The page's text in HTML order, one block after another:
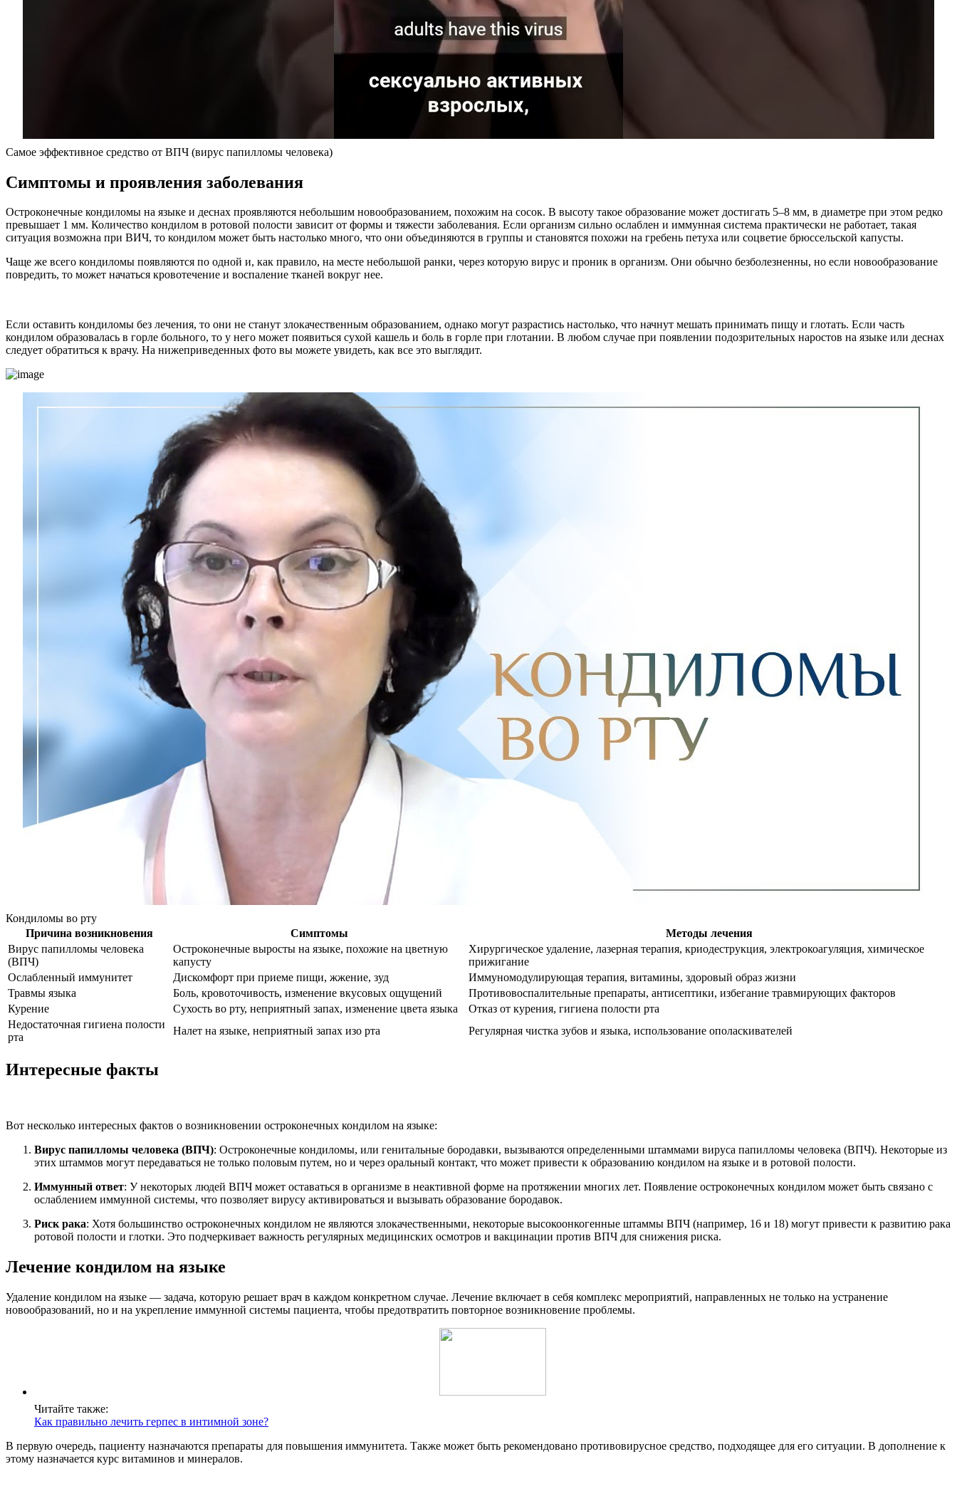
Самое эффективное средство от ВПЧ (вирус папилломы человека)
Симптомы и проявления заболевания
Остроконечные кондиломы на языке и деснах проявляются небольшим новообразованием, похожим на сосок. В высоту такое образование может достигать 5–8 мм, в диаметре при этом редко
превышает 1 мм. Количество кондилом в ротовой полости зависит от формы и тяжести заболевания. Если организм сильно ослаблен и иммунная система практически не работает, такая
ситуация возможна при ВИЧ, то кондилом может быть настолько много, что они объединяются в группы и становятся похожи на гребень петуха или соцветие брюссельской капусты.
Чаще же всего кондиломы появляются по одной и, как правило, на месте небольшой ранки, через которую вирус и проник в организм. Они обычно безболезненны, но если новообразование
повредить, то может начаться кровотечение и воспаление тканей вокруг нее.
Если оставить кондиломы без лечения, то они не станут злокачественным образованием, однако могут разрастись настолько, что начнут мешать принимать пищу и глотать. Если часть
кондилом образовалась в горле больного, то у него может появиться сухой кашель и боль в горле при глотании. В любом случае при появлении подозрительных наростов на языке или деснах
следует обратиться к врачу. На нижеприведенных фото вы можете увидеть, как все это выглядит.
Кондиломы во рту
Причина возникновения
Симптомы
Методы лечения
Вирус папилломы человека
(ВПЧ)
Остроконечные выросты на языке, похожие на цветную
капусту
Хирургическое удаление, лазерная терапия, криодеструкция, электрокоагуляция, химическое
прижигание
Ослабленный иммунитет
Дискомфорт при приеме пищи, жжение, зуд
Иммуномодулирующая терапия, витамины, здоровый образ жизни
Травмы языка
Боль, кровоточивость, изменение вкусовых ощущений
Противовоспалительные препараты, антисептики, избегание травмирующих факторов
Курение
Сухость во рту, неприятный запах, изменение цвета языка
Отказ от курения, гигиена полости рта
Недостаточная гигиена полости
рта
Налет на языке, неприятный запах изо рта Регулярная чистка зубов и языка, использование ополаскивателей
Интересные факты
Вот несколько интересных фактов о возникновении остроконечных кондилом на языке:
Вирус папилломы человека (ВПЧ): Остроконечные кондиломы, или генитальные бородавки, вызываются определенными штаммами вируса папилломы человека (ВПЧ). Некоторые из
этих штаммов могут передаваться не только половым путем, но и через оральный контакт, что может привести к образованию кондилом на языке и в ротовой полости.
Иммунный ответ: У некоторых людей ВПЧ может оставаться в организме в неактивной форме на протяжении многих лет. Появление остроконечных кондилом может быть связано с
ослаблением иммунной системы, что позволяет вирусу активироваться и вызывать образование бородавок.
Риск рака: Хотя большинство остроконечных кондилом не являются злокачественными, некоторые высокоонкогенные штаммы ВПЧ (например, 16 и 18) могут привести к развитию рака
ротовой полости и глотки. Это подчеркивает важность регулярных медицинских осмотров и вакцинации против ВПЧ для снижения риска.
Лечение кондилом на языке
Удаление кондилом на языке — задача, которую решает врач в каждом конкретном случае. Лечение включает в себя комплекс мероприятий, направленных не только на устранение
новообразований, но и на укрепление иммунной системы пациента, чтобы предотвратить повторное возникновение проблемы.
Читайте также:
Как правильно лечить герпес в интимной зоне?
В первую очередь, пациенту назначаются препараты для повышения иммунитета. Также может быть рекомендовано противовирусное средство, подходящее для его ситуации. В дополнение к
этому назначается курс витаминов и минералов.